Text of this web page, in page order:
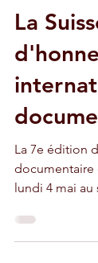
29 avr. 2015 1
La
La 7e édition
lundi 4 mai
de...